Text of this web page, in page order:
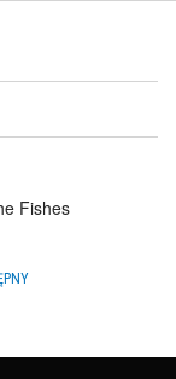
Fishes